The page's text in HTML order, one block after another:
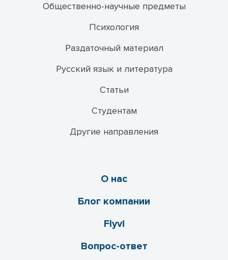
Общественно-научные предметы
Психология
Раздаточный материал
Русский язык и литература
Статьи
Студентам
Другие направления
О нас
Блог компании
Flyvi
Вопрос-ответ